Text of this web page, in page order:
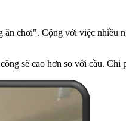
chơi". Cộng với việc
sẽ cao hơn so với cầu. Chi